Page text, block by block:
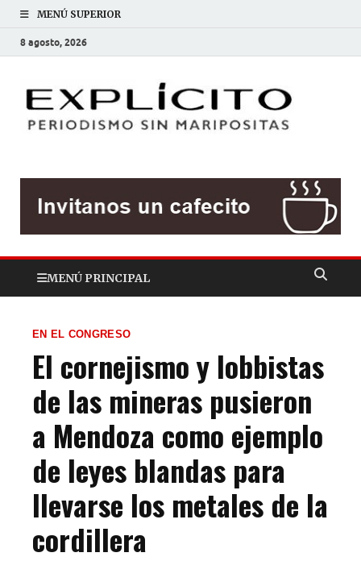
MENÚ SUPERIOR
8 agosto, 2026
MENÚ PRINCIPAL
EN EL CONGRESO
El cornejismo y lobbistas
de las mineras pusieron
a Mendoza como ejemplo
de leyes blandas para
llevarse los metales de la
cordillera